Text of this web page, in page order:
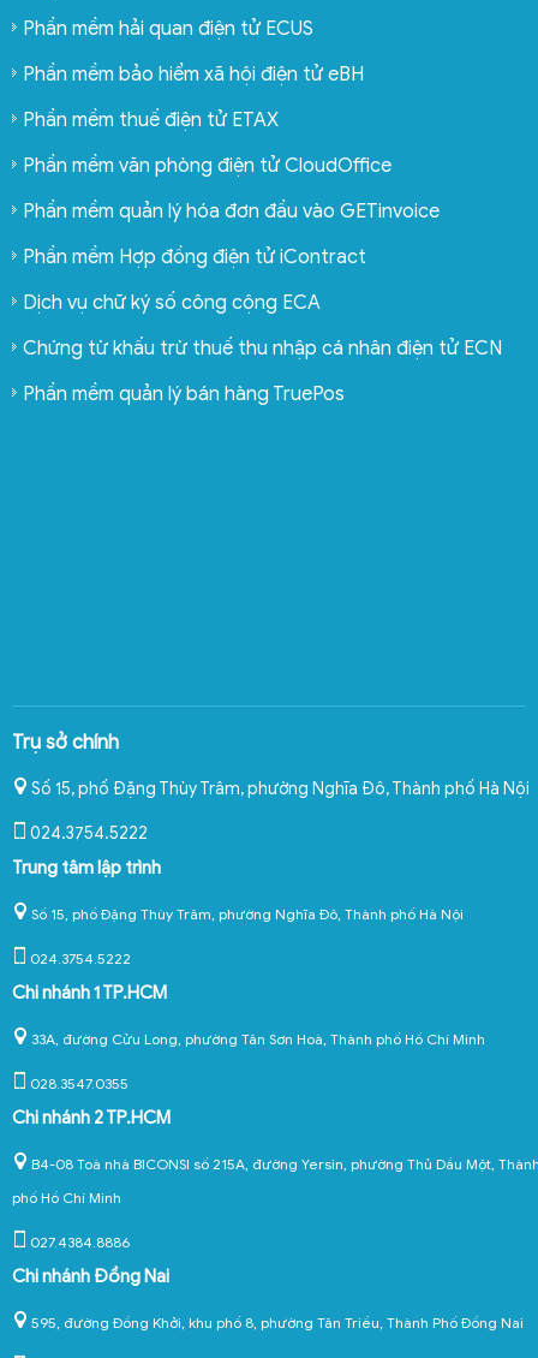
Phần mềm hải quan điện tử ECUS
Phần mềm bảo hiểm xã hội điện tử eBH
Phần mềm thuế điện tử ETAX
Phần mềm văn phòng điện tử CloudOffice
Phần mềm quản lý hóa đơn đầu vào GETinvoice
Phần mềm Hợp đồng điện tử iContract
Dịch vụ chữ ký số công cộng ECA
Chứng từ khấu trừ thuế thu nhập cá nhân điện tử ECN
Phần mềm quản lý bán hàng TruePos
Trụ sở chính
Số 15, phố Đặng Thùy Trâm, phường Nghĩa Đô,Thành phố Hà Nội
024.3754.5222
Trung tâm lập trình
Số 15, phố Đặng Thùy Trâm, phường Nghĩa Đô, Thành phố Hà Nội
024.3754.5222
Chi nhánh 1 TP.HCM
33A, đường Cửu Long, phường Tân Sơn Hoà, Thành phố Hồ Chí Minh
028.3547.0355
Chi nhánh 2 TP.HCM
B4-08 Toà nhà BICONSI số 215A, đường Yersin, phường Thủ Dầu Một,
phố Hồ Chí Minh
027.4384.8886
Chi nhánh Đồng Nai
595, đường Đồng Khởi, khu phố 8, phường Tân Triều, Thành Phố Đồng Nai